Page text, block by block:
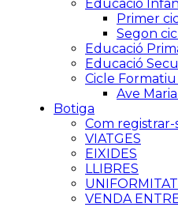
Educació
Primer
Segon
Educació
Educació
Cicle Formatiu
Ave
Botiga
Com registrar-
VIATGES
EIXIDES
LLIBRES
UNIFORMITAT
VENDA